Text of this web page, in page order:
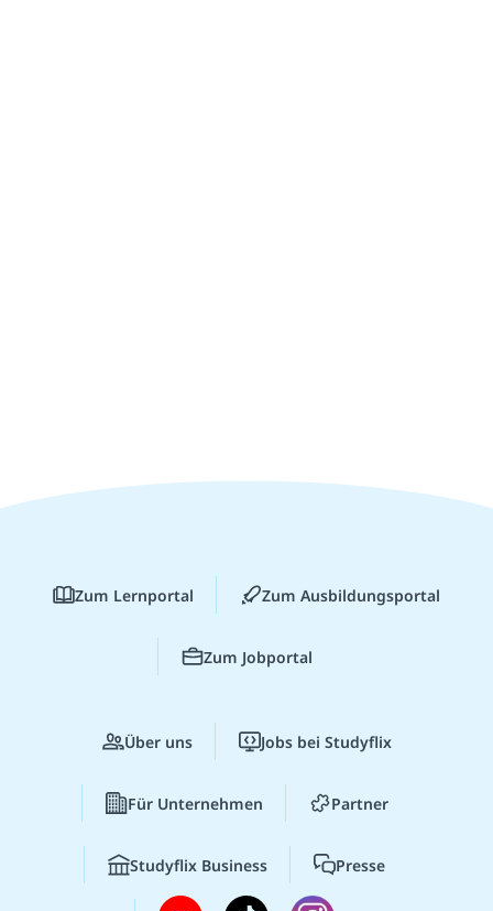
Zum Lernportal Zum Ausbildungsportal
Zum Jobportal
Über uns Jobs bei Studyflix
Für Unternehmen Partner
Studyflix Business Presse